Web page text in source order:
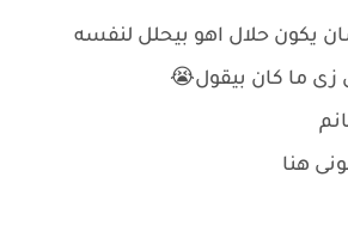
يكون حلال اهو بيحلل لنفسه
ما كان بيقول😭
هنا